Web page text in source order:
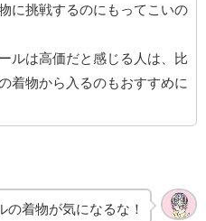
に挑戦するのにもってこいの
ルは高価だと感じる人は、比
着物から入るのもおすすめに
の着物が気になるな！